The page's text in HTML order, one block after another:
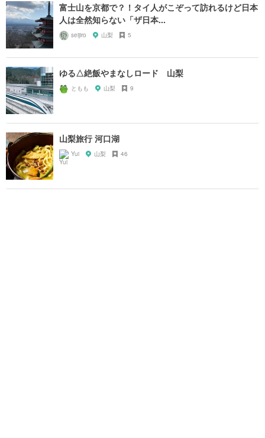
富士山を京都で？！タイ人がこぞって訪れるけど日本
人は全然知らない「ザ日本...
seijiro 山梨 5
ゆる△絶飯やまなしロード 山梨
ともも 山梨 9
山梨旅行 河口湖
Yui 山梨 46